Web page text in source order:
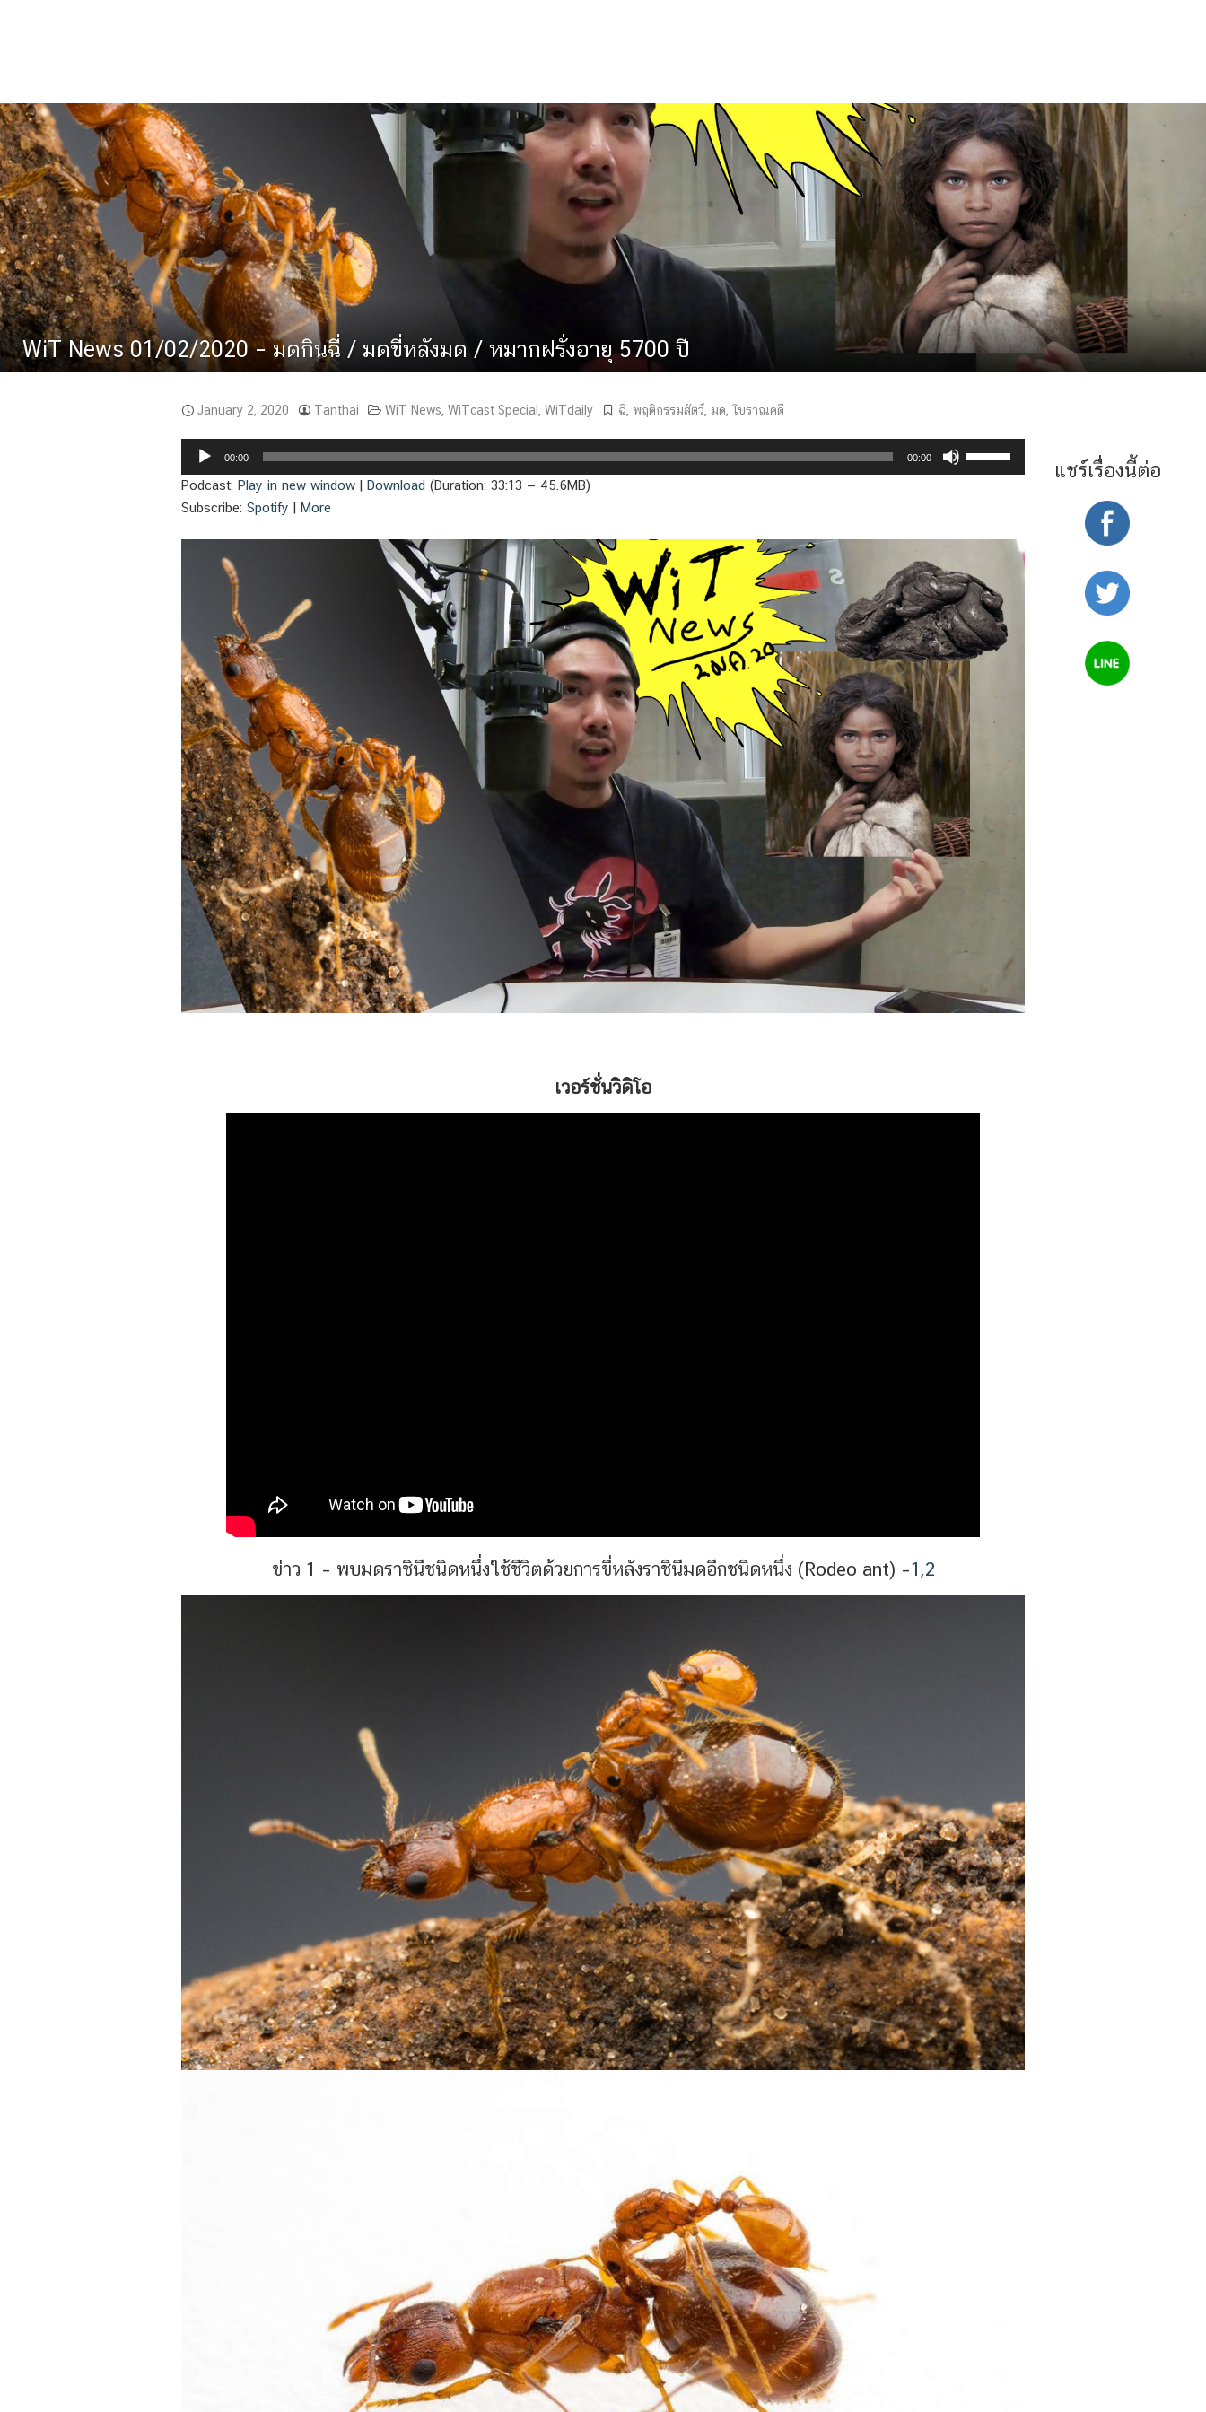
WiT News 01/02/2020 – มดกินฉี่ / มดขี่หลังมด / หมากฝรั่งอายุ 5700 ปี
January 2, 2020 Tanthai WiT News WiTcast Special WiTdaily ฉี่ พฤติกรรมสัตว์ มด โบราณคดี
แชร์เรื่องนี้ต่อ
Audio
00:00 00:00
or
decrease
volume.
Podcast: Play in new window | Download (Duration: 33:13 — 45.6MB)
Subscribe: Spotify | More
เวอร์ชั่นวิดิโอ
ข่าว 1 – พบมดราชินีชนิดหนึ่งใช้ชีวิตด้วยการขี่หลังราชินีมดอีกชนิดหนึ่ง (Rodeo ant) –1,2